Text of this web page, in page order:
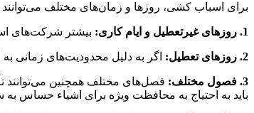
برای اسباب کشی، روزها و زمان‌های مختلف می‌توانند
1. روز‌های غیرتعطیل و ایام کاری: بیشتر شرکت‌های
2. روزهای تعطیل: اگر به دلیل محدودیت‌های زمانی به
3. فصول مختلف:
فصل‌های مختلف همچنین می‌توانند
باید به احتیاج به محافظت ویژه برای اشیاء حساس به